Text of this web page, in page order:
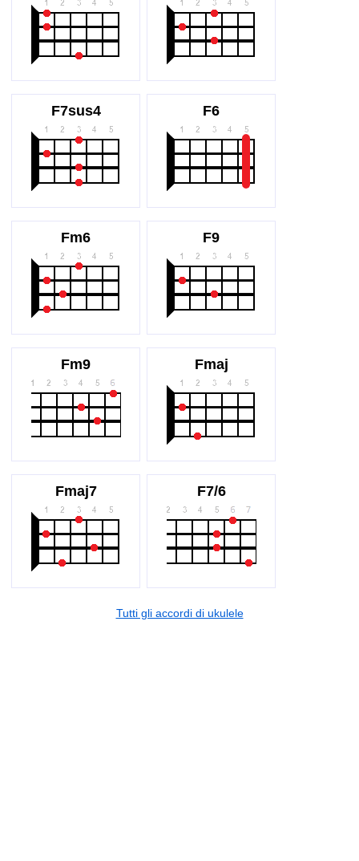
F7sus4 F6
Fm6 F9
Fm9 Fmaj
Fmaj7 F7/6
Tutti gli accordi di ukulele